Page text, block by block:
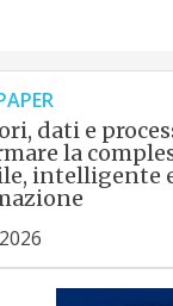
dati e
la
intelligente